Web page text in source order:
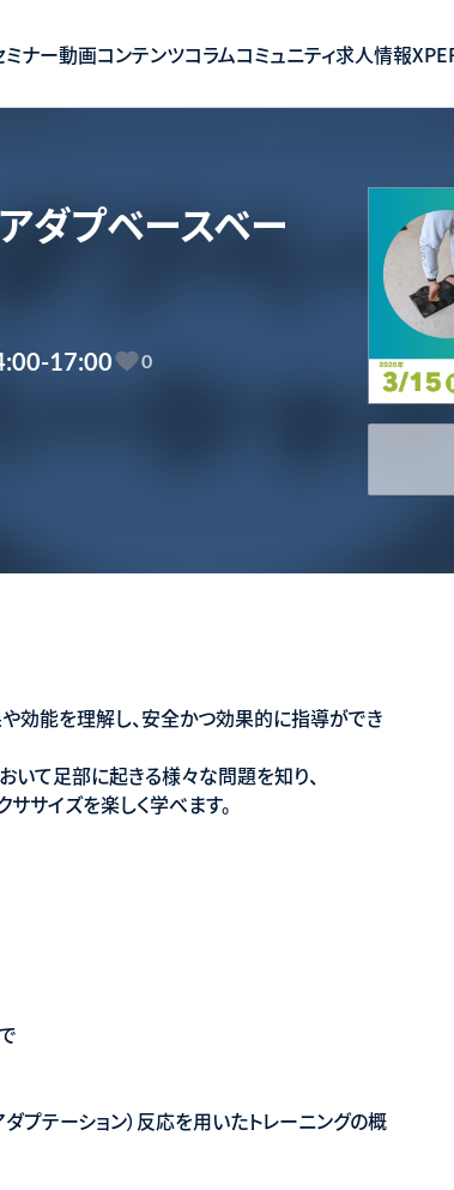
ミナー動画コンテンツコラムコミュニティ求人情報
ダプベースベー
17:00 0
効能を理解し、安全かつ効果的に指導ができ
て足部に起きる様々な問題を知り、
サイズを楽しく学べます。
プテーション）反応を用いたトレーニングの概